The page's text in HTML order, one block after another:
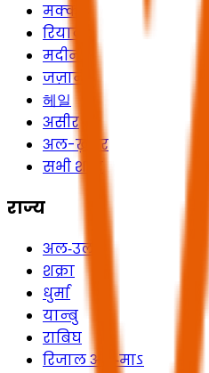
मक्का
रियाद
मदीना
जज़ान
헤일
असीर
अल-ख़बर
सभी शहर
राज्य
अल‑उला
शक्रा
धुर्मा
यान्बु
राबिघ
रिजाल अल‑माऽ